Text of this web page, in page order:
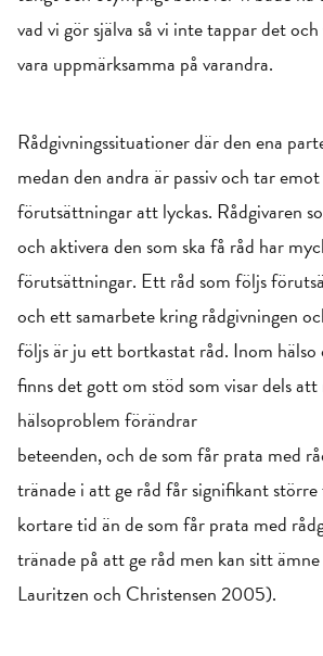
vad vi gör själva så vi inte tappar det
vara uppmärksamma på varandra.
Rådgivningssituationer där den ena
medan den andra är passiv och tar
förutsättningar att lyckas. Rådgivaren
och aktivera den som ska få råd har
förutsättningar. Ett råd som följs
och ett samarbete kring rådgivningen
följs är ju ett bortkastat råd. Inom hälso
finns det gott om stöd som visar dels
hälsoproblem förändrar
beteenden, och de som får prata med
tränade i att ge råd får signifikant
kortare tid än de som får prata med
tränade på att ge råd men kan sitt
Lauritzen och Christensen 2005).